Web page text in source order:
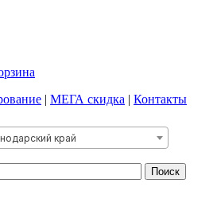
| МЕГА скидка | Контакты
край